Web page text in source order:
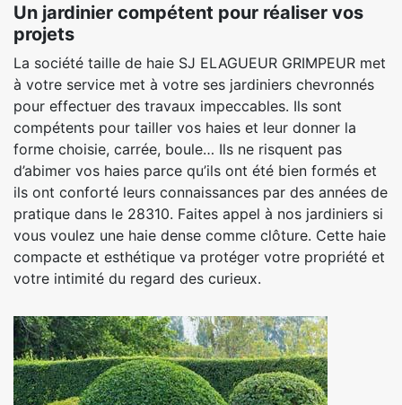
Un jardinier compétent pour réaliser vos
projets
La société taille de haie SJ ELAGUEUR GRIMPEUR met
à votre service met à votre ses jardiniers chevronnés
pour effectuer des travaux impeccables. Ils sont
compétents pour tailler vos haies et leur donner la
forme choisie, carrée, boule… Ils ne risquent pas
d’abimer vos haies parce qu’ils ont été bien formés et
ils ont conforté leurs connaissances par des années de
pratique dans le 28310. Faites appel à nos jardiniers si
vous voulez une haie dense comme clôture. Cette haie
compacte et esthétique va protéger votre propriété et
votre intimité du regard des curieux.